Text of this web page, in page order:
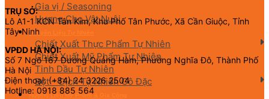
Gia vị / Seasoning
Hương Cho Vật Nuôi
Nguyên Liệu Tự Nhiên
Chiết Xuất Thực Phẩm Tự Nhiên
Chiết Xuất Mỹ Phẩm Tự Nhiên
Tinh Dầu Tự Nhiên
Bột – Dịch Tự Nhiên Cô Đặc
Hương Liệu Mỹ Phẩm & Gia Công
TRỤ SỞ:
Lô A1-1 KCN Tân Kim, Khu Phố Tân Phước, Xã Cần Giuộc, Tỉnh
Tây Ninh
VPĐD HÀ NỘI:
Số 7 Ngõ 167 Dương Quảng Hàm, Phường Nghĩa Đô, Thành Phố
Hà Nội
Điện thoại: (+84) 24 3226 2504
Hotline: 0918 885 564